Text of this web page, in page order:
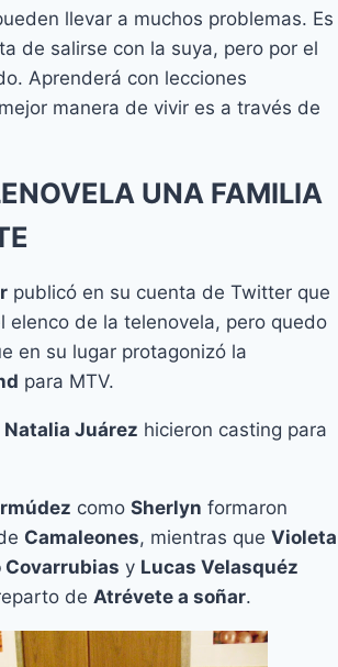
llevar a muchos problemas. Es
de salirse con la suya, pero por el
Aprenderá con lecciones
manera de vivir es a través de
UNA FAMILIA
publicó en su cuenta de Twitter que
elenco de la telenovela, pero quedo
en su lugar protagonizó la
para MTV.
Natalia Juárez hicieron casting para
como Sherlyn formaron
Camaleones, mientras que Violeta
Covarrubias y Lucas Velasquéz
de Atrévete a soñar.